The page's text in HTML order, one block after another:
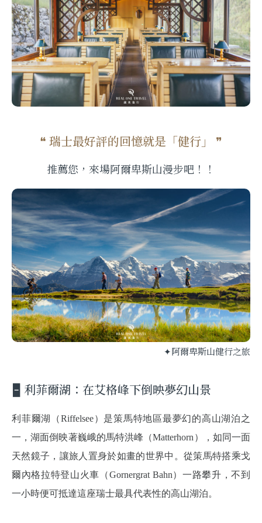
❝ 瑞士最好評的回憶就是「健行」 ❞
推薦您，來場阿爾卑斯山漫步吧！！
✦阿爾卑斯山健行之旅
🁢 利菲爾湖：在艾格峰下倒映夢幻山景
利菲爾湖（Riffelsee）是策馬特地區最夢幻的高山湖泊之
一，湖面倒映著巍峨的馬特洪峰（Matterhorn），如同一面
天然鏡子，讓旅人置身於如畫的世界中。從策馬特搭乘戈
爾內格拉特登山火車（Gornergrat Bahn）一路攀升，不到
一小時便可抵達這座瑞士最具代表性的高山湖泊。